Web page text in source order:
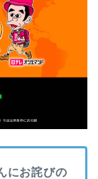
にお詫びの